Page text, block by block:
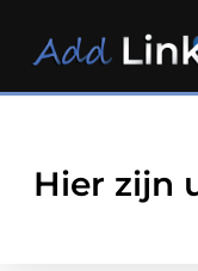
Hier zijn